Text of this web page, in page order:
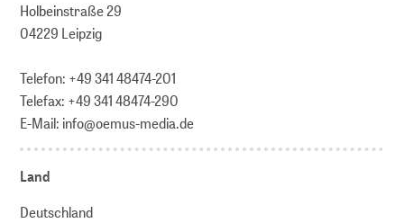
Holbeinstraße 29
04229 Leipzig
Telefon: +49 341 48474-201
Telefax: +49 341 48474-290
E-Mail: info@oemus-media.de
Land
Deutschland